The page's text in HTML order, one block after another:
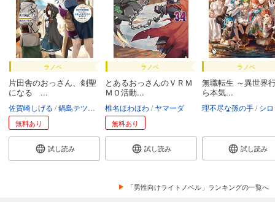
ラノベ
片田舎のおっさん、剣聖
になる ...
佐賀崎しげる 鍋島テツヒロ
無料あり
試し読み
ラノベ
とあるおっさんのＶＲＭ
ＭＯ活動...
椎名ほわほわ ヤマーダ
無料あり
試し読み
ラノベ
無職転生 ～異世界
ら本気...
理不尽な孫の手 シ
試し読み
「男性向けライトノベル」ランキングの一覧へ